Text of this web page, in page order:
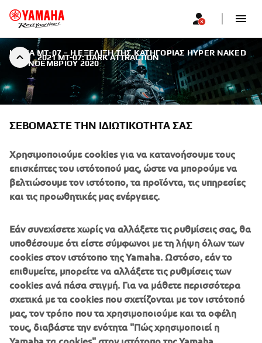
2021 MT-07: DARK ATTRACTION
Η ΝΈΑ MT-07 – Η ΕΞΈΛΙΞΗ ΤΗΣ ΚΑΤΗΓΟΡΊΑΣ HYPER NAKED
2 ΝΟΕΜΒΡΊΟΥ 2020
MT-07 2021: Η ΣΚΟΤΕΙΝΉ
ΈΛΞΗ
Το νέο μοντέλο ΜΤ-07 αποτελεί την απόλυτη Hyper Naked
Για το 2021, η νέας γενιάς MT-07 διαθέτει ξεχωριστό νέο
πλαίσιο με διπλά φτερά εισαγωγής αέρα και ένα νέο,
μικρών διαστάσεων προβολέα LED που παρέχει μια
φουτουριστική μπροστινή όψη με σχήμα Y, το
χαρακτηριστικό στυλ για τα νεότερα μοντέλα Hyper
ΣΕΒΌΜΑΣΤΕ ΤΗΝ ΙΔΙΩΤΙΚΌΤΗΤΆ ΣΑΣ
Χρησιμοποιούμε cookies για να κατανοήσουμε τους
επισκέπτες του ιστότοπού μας, ώστε να μπορούμε να
βελτιώσουμε τον ιστότοπο, τα προϊόντα, τις υπηρεσίες
και τις προωθητικές μας ενέργειες.
Εάν συνεχίσετε χωρίς να αλλάξετε τις ρυθμίσεις σας, θα
υποθέσουμε ότι είστε σύμφωνοι με τη λήψη όλων των
cookies στον ιστότοπο της Yamaha. Ωστόσο, εάν το
επιθυμείτε, μπορείτε να αλλάξετε τις ρυθμίσεις των
cookies ανά πάσα στιγμή. Για να μάθετε περισσότερα
σχετικά με τα cookies που σχετίζονται με τον ιστότοπό
μας, τον τρόπο που τα χρησιμοποιούμε και τα οφέλη
τους, διαβάστε την ενότητα "Πώς χρησιμοποιεί η
Yamaha τα cookies" στον ιστότοπο της Yamaha.